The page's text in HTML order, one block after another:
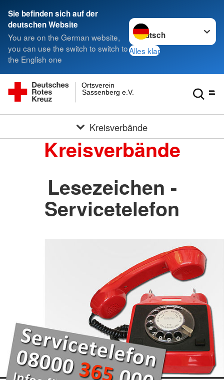
Sie befinden sich auf der
deutschen Website
You are on the German website,
you can use the switch to switch to
the English one
Sprache wechseln zu
Alles klar
Sassenberg e.V.
Ortsverein
Kreisverbände
Kreisverbände
Lesezeichen -
Servicetelefon